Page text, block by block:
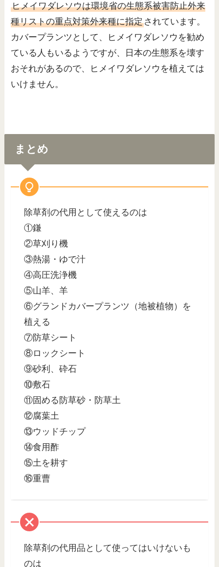
ヒメイワダレソウは環境省の生態系被害防止外来
種リストの重点対策外来種に指定されています。
カバープランツとして、ヒメイワダレソウを勧め
ている人もいるようですが、日本の生態系を壊す
おそれがあるので、ヒメイワダレソウを植えては
いけません。
まとめ
除草剤の代用として使えるのは
①鎌
②草刈り機
③熱湯・ゆで汁
④高圧洗浄機
⑤山羊、羊
⑥グランドカバープランツ（地被植物）を
植える
⑦防草シート
⑧ロックシート
⑨砂利、砕石
⑩敷石
⑪固める防草砂・防草土
⑫腐葉土
⑬ウッドチップ
⑭食用酢
⑮土を耕す
⑯重曹
除草剤の代用品として使ってはいけないも
のは